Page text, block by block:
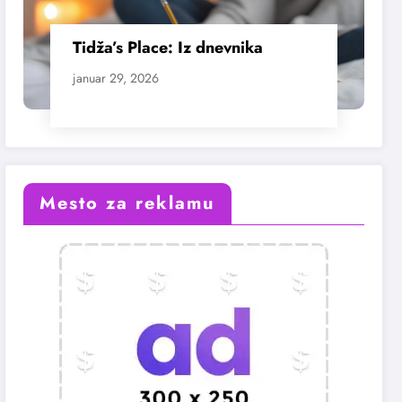
Tidža’s Place: Iz dnevnika
januar 29, 2026
Mesto za reklamu